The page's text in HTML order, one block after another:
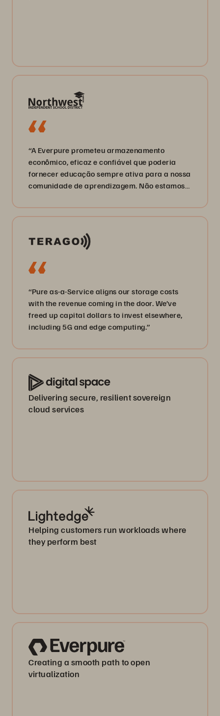
“A Everpure prometeu armazenamento
econômico, eficaz e confiável que poderia
fornecer educação sempre ativa para a nossa
comunidade de aprendizagem. Não estamos
“Pure as-a-Service aligns our storage costs
with the revenue coming in the door. We’ve
freed up capital dollars to invest elsewhere,
including 5G and edge computing.”
Delivering secure, resilient sovereign
cloud services
Helping customers run workloads where
they perform best
Creating a smooth path to open
virtualization